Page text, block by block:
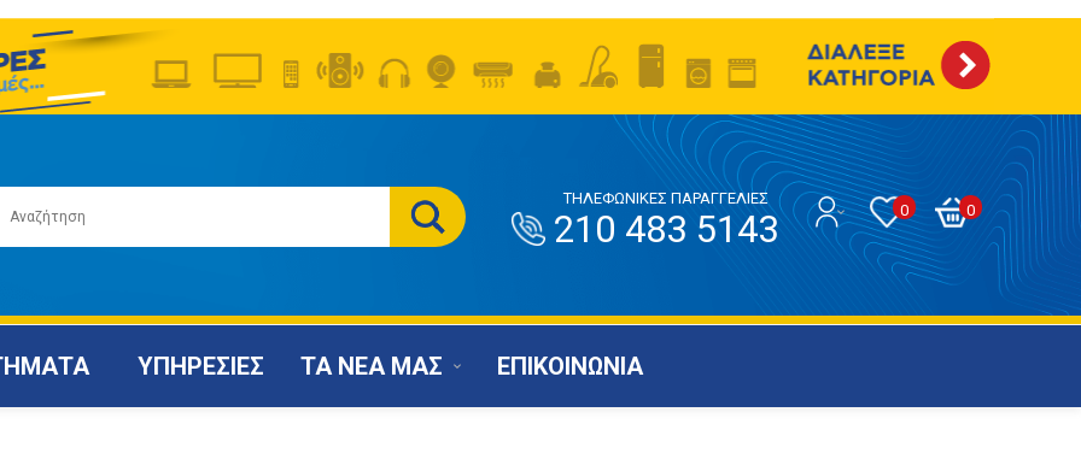
0
0
ΤΗΛΕΦΩΝΙΚΕΣ ΠΑΡΑΓΓΕΛΙΕΣ
210 483 5143
ΥΠΗΡΕΣΙΕΣ ΤΑ ΝΕΑ ΜΑΣ ΕΠΙΚΟΙΝΩΝΙΑ